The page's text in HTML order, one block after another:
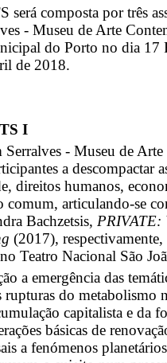
composta por três
- Museu de Arte
do Porto no dia 17
de 2018.
I
Serralves - Museu de
a descompactar
direitos humanos,
articulando-se
Bachzetsis, PRIVATE:
(2017),
Teatro Nacional São
a emergência das
rupturas do metabolismo
capitalista e da
básicas de
a fenómenos